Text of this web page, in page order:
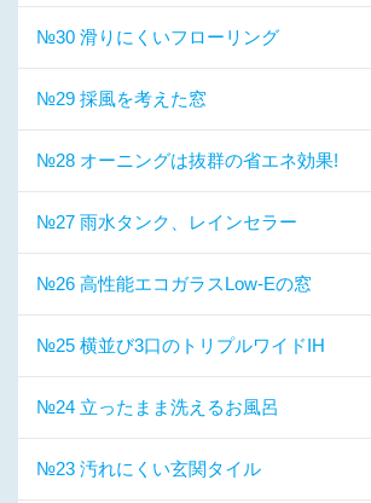
№30 滑りにくいフローリング
№29 採風を考えた窓
№28 オーニングは抜群の省エネ効果!
№27 雨水タンク、レインセラー
№26 高性能エコガラスLow-Eの窓
№25 横並び3口のトリプルワイドIH
№24 立ったまま洗えるお風呂
№23 汚れにくい玄関タイル